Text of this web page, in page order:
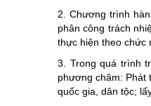
2. Chương trình
phân công trách
thực hiện theo chức
3. Trong quá trình
phương châm: Phát
quốc gia, dân tộc;